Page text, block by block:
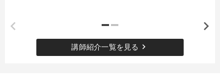
講師紹介一覧を見る keyboard_arrow_right